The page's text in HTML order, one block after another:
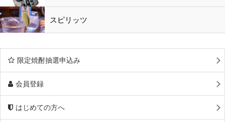
スピリッツ
限定焼酎抽選申込み
会員登録
はじめての方へ